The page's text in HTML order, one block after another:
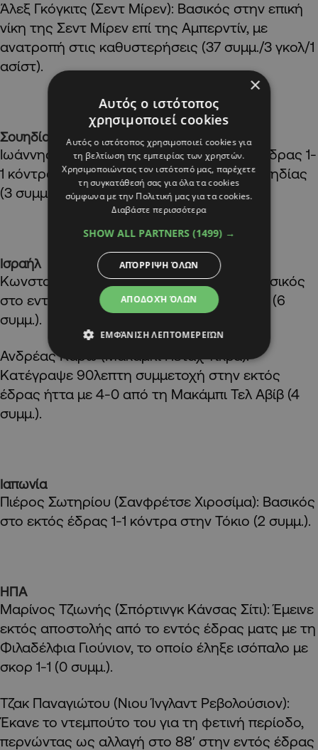
Άλεξ Γκόγκιτς (Σεντ Μίρεν): Βασικός στην επική
νίκη της Σεντ Μίρεν επί της Αμπερντίν, με
ανατροπή στις καθυστερήσεις (37 συμμ./3 γκολ/1
ασίστ).
Σουηδία
Ιωάννης Πίττας (ΑΪΚ): Βασικός στο εκτός έδρας 1-
1 κόντρα στην Κάλμαρ για το Κύπελλο Σουηδίας
(3 συμμ./1 γκολ).
Ισραήλ
Κωνσταντίνος Σωτηρίου (Μπνέι Σαχίν): Βασικός
στο εντός έδρας 1-1 κόντρα στην Ασντόντ (6
συμμ.).
Ανδρέας Καρώ (Μακάμπι Πέταχ Τίκβα):
Κατέγραψε 90λεπτη συμμετοχή στην εκτός
έδρας ήττα με 4-0 από τη Μακάμπι Τελ Αβίβ (4
συμμ.).
Ιαπωνία
Πιέρος Σωτηρίου (Σανφρέτσε Χιροσίμα): Βασικός
στο εκτός έδρας 1-1 κόντρα στην Τόκιο (2 συμμ.).
ΗΠΑ
Μαρίνος Τζιωνής (Σπόρτινγκ Κάνσας Σίτι): Έμεινε
εκτός αποστολής από το εντός έδρας ματς με τη
Φιλαδέλφια Γιούνιον, το οποίο έληξε ισόπαλο με
σκορ 1-1 (0 συμμ.).
Τζακ Παναγιώτου (Νιου Ίνγλαντ Ρεβολούσιον):
Έκανε το ντεμπούτο του για τη φετινή περίοδο,
περνώντας ως αλλαγή στο 88′ στην εντός έδρας
×
Αυτός ο ιστότοπος
χρησιμοποιεί cookies
Αυτός ο ιστότοπος χρησιμοποιεί cookies για
τη βελτίωση της εμπειρίας των χρηστών.
Χρησιμοποιώντας τον ιστότοπό μας, παρέχετε
τη συγκατάθεσή σας για όλα τα cookies
σύμφωνα με την Πολιτική μας για τα cookies.
Διαβάστε περισσότερα
SHOW ALL PARTNERS (1499) →
ΑΠΟΔΟΧΉ ΌΛΩΝ
ΑΠΌΡΡΙΨΗ ΌΛΩΝ
ΕΜΦΆΝΙΣΗ ΛΕΠΤΟΜΕΡΕΙΏΝ